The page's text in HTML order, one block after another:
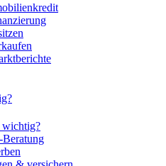
wichtig?
Beratung